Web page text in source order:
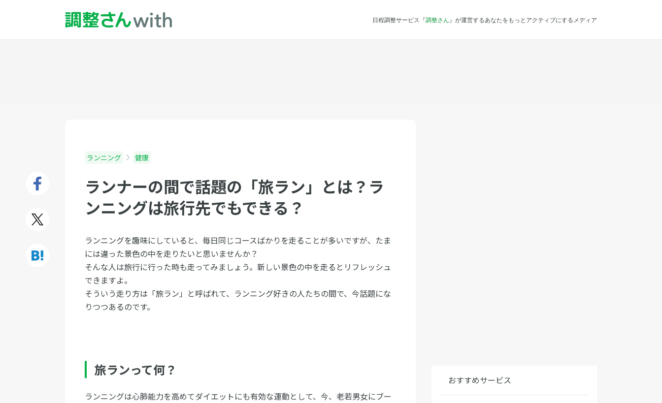
日程調整サービス『調整さん 』が運営するあなたをもっとアクティブにするメディア
ランニング 健康
ランナーの間で話題の「旅ラン」とは？ラ
ンニングは旅行先でもできる？
ランニングを趣味にしていると、毎日同じコースばかりを走ることが多いですが、たま
には違った景色の中を走りたいと思いませんか？
そんな人は旅行に行った時も走ってみましょう。新しい景色の中を走るとリフレッシュ
できますよ。
そういう走り方は「旅ラン」と呼ばれて、ランニング好きの人たちの間で、今話題にな
りつつあるのです。
旅ランって何？
ランニングは心肺能力を高めてダイエットにも有効な運動として、今、老若男女にブー
おすすめサービス